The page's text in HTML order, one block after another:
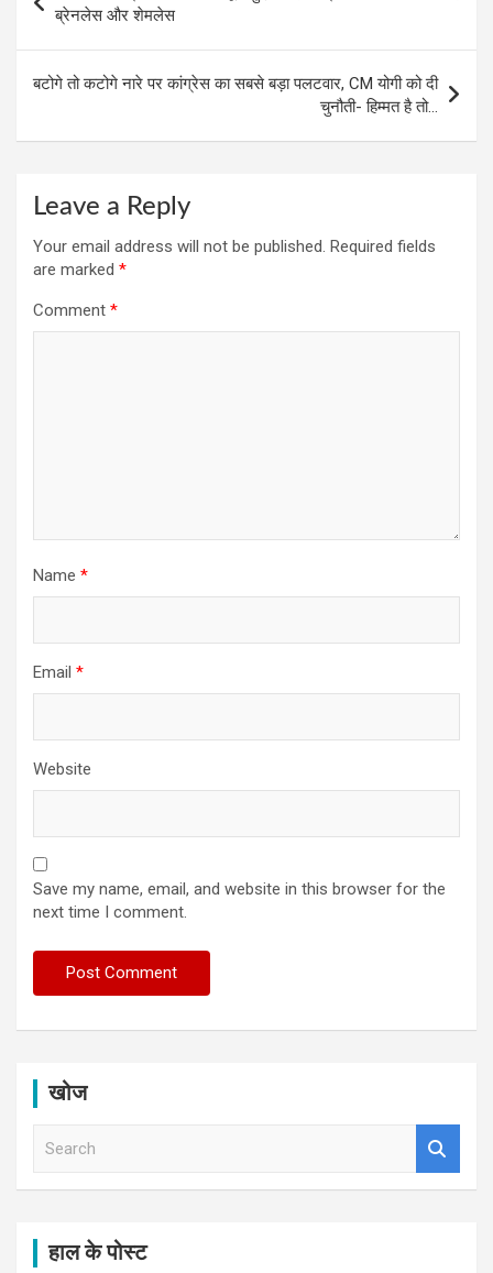
o
o
k
A
p
p
a
m
t
navigation
ब्रेनलेस और शेमलेस
बटोगे तो कटोगे नारे पर कांग्रेस का सबसे बड़ा पलटवार, CM योगी को दी
चुनौती- हिम्मत है तो…
Leave a Reply
Your email address will not be published. Required fields
are marked *
Comment *
Name *
Email *
Website
Save my name, email, and website in this browser for the
next time I comment.
खोज
हाल के पोस्ट